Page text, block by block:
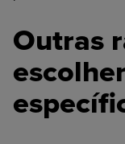
Outras